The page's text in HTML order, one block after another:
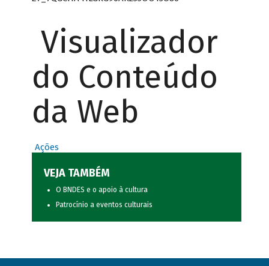
Visualizador
do Conteúdo
da Web
Ações
VEJA TAMBÉM
O BNDES e o apoio à cultura
Patrocínio a eventos culturais